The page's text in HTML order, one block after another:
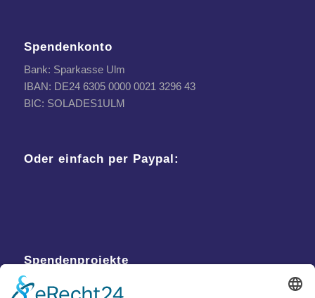
Spendenkonto
Bank: Sparkasse Ulm
IBAN: DE24 6305 0000 0021 3296 43
BIC: SOLADES1ULM
Oder einfach per Paypal:
Spendenprojekte